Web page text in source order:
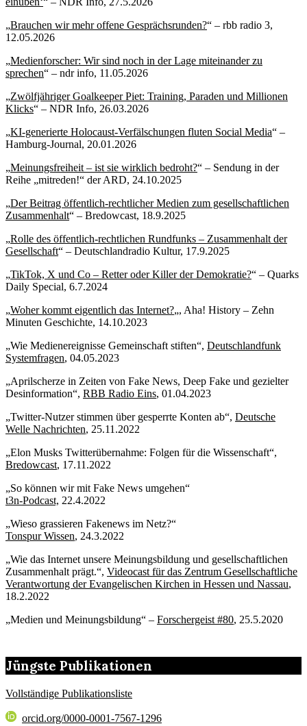
„Brauchen wir mehr offene Gesprächsrunden?“ – rbb radio 3,
12.05.2026
„Medienforscher: Wir sind noch in der Lage miteinander zu
sprechen“ – ndr info, 11.05.2026
„Zwölfjähriger Goalkeeper Piet: Training, Paraden und Millionen
Klicks“ – NDR Info, 26.03.2026
„KI-generierte Holocaust-Verfälschungen fluten Social Media“ –
Hamburg-Journal, 20.01.2026
„Meinungsfreiheit – ist sie wirklich bedroht?“ – Sendung in der
Reihe „mitreden!“ der ARD, 24.10.2025
„Der Beitrag öffentlich-rechtlicher Medien zum gesellschaftlichen
Zusammenhalt“ – Bredowcast, 18.9.2025
„Rolle des öffentlich-rechtlichen Rundfunks – Zusammenhalt der
Gesellschaft“ – Deutschlandradio Kultur, 17.9.2025
„TikTok, X und Co – Retter oder Killer der Demokratie?“ – Quarks
Daily Special, 6.7.2024
„Woher kommt eigentlich das Internet?„, Aha! History – Zehn
Minuten Geschichte, 14.10.2023
„Wie Medienereignisse Gemeinschaft stiften“, Deutschlandfunk
Systemfragen, 04.05.2023
„Aprilscherze in Zeiten von Fake News, Deep Fake und gezielter
Desinformation“, RBB Radio Eins, 01.04.2023
„Twitter-Nutzer stimmen über gesperrte Konten ab“, Deutsche
Welle Nachrichten, 25.11.2022
„Elon Musks Twitterübernahme: Folgen für die Wissenschaft“,
Bredowcast, 17.11.2022
„So können wir mit Fake News umgehen“
t3n-Podcast, 22.4.2022
„Wieso grassieren Fakenews im Netz?“
Tonspur Wissen, 24.3.2022
„Wie das Internet unsere Meinungsbildung und gesellschaftlichen
Zusammenhalt prägt.“, Videocast für das Zentrum Gesellschaftliche
Verantwortung der Evangelischen Kirchen in Hessen und Nassau,
18.2.2022
„Medien und Meinungsbildung“ – Forschergeist #80, 25.5.2020
Jüngste Publikationen
Vollständige Publikationsliste
orcid.org/0000-0001-7567-1296